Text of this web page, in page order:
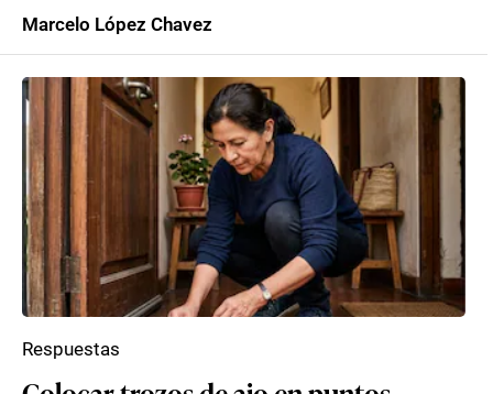
Marcelo López Chavez
Respuestas